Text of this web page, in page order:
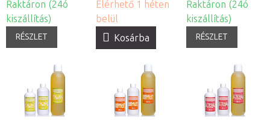
Raktáron (24ó
kiszállítás)
RÉSZLET
Elérhető 1 héten
belül
Kosárba
Raktáron (24ó
kiszállítás)
RÉSZLET